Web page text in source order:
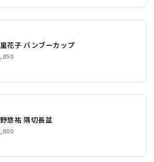
花子 バンブーカップ
悠祐 隅切長盆